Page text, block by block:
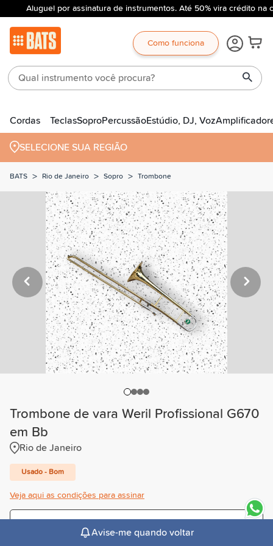
Aluguel por assinatura de instrumentos. Até 50% vira crédito na
Como funciona
Cordas TeclasSoproPercussãoEstúdio, DJ, Voz
SELECIONE SUA REGIÃO
BATS > Rio de Janeiro > Sopro > Trombone
Trombone de vara Weril Profissional G670
em Bb
Rio de Janeiro
Usado - Bom
Veja aqui as condições para assinar
/mês
Avise-me quando voltar